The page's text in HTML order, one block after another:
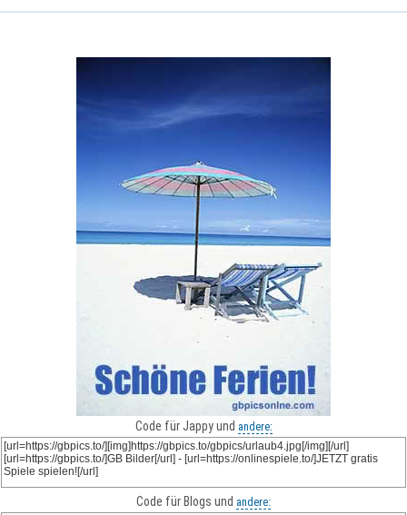
Code für Jappy und andere:
Code für Blogs und andere: